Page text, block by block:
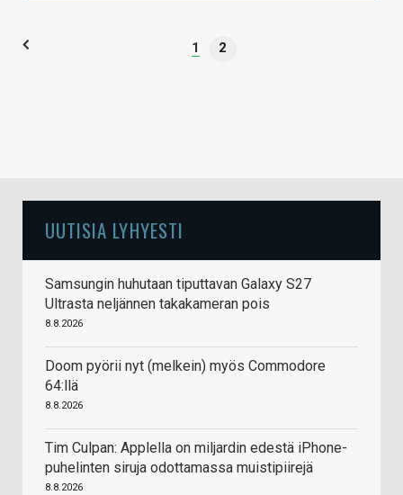
1 2
UUTISIA LYHYESTI
Samsungin huhutaan tiputtavan Galaxy S27
Ultrasta neljännen takakameran pois
8.8.2026
Doom pyörii nyt (melkein) myös Commodore
64:llä
8.8.2026
Tim Culpan: Applella on miljardin edestä iPhone-
puhelinten siruja odottamassa muistipiirejä
8.8.2026